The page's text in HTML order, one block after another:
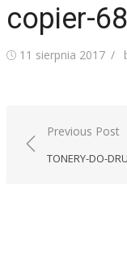
copier-
Posted
11 sierpnia 2017
Nawigacja
wpisu
Previous Post
TONERY-DO-